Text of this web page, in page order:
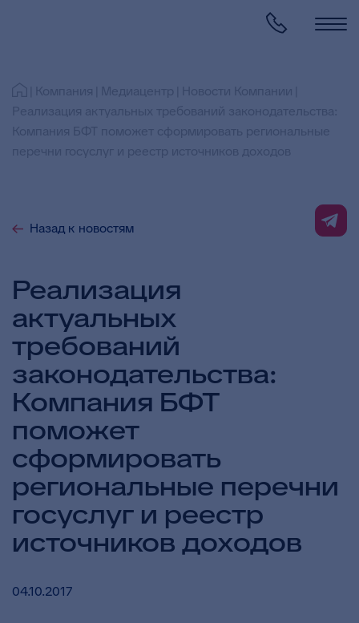
Назад к новостям
Реализация
актуальных
требований
законодательства:
Компания БФТ
поможет
сформировать
региональные перечни
госуслуг и реестр
источников доходов
04.10.2017